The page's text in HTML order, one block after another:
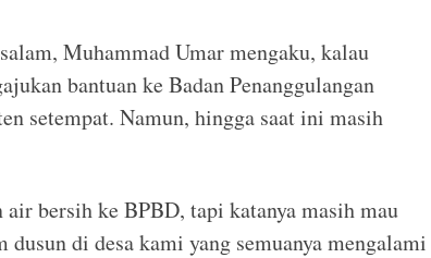
Muhammad Umar mengaku, kalau
bantuan ke Badan Penanggulangan
setempat. Namun, hingga saat ini masih
air bersih ke BPBD, tapi katanya masih mau
dusun di desa kami yang semuanya mengalami